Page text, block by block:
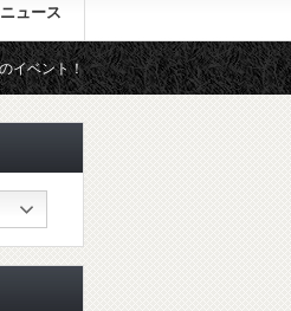
ニュース
北欧らしいギフトをお探しの方はこち